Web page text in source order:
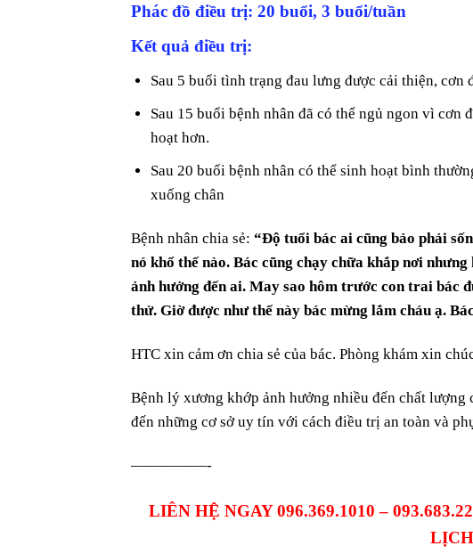
Phác đồ điều trị: 20 buổi, 3 buổi/tuần
Kết quả điều trị:
Sau 5 buổi tình trạng đau lưng được cải thiện, cơn
Sau 15 buổi bệnh nhân đã có thể ngủ ngon vì
hoạt hơn.
Sau 20 buổi bệnh nhân có thể sinh hoạt bình
xuống chân
Bệnh nhân chia sẻ: “Độ tuổi bác ai cũng bảo phải
nó khổ thế nào. Bác cũng chạy chữa khắp nơi
ảnh hưởng đến ai. May sao hôm trước con trai bác
thử. Giờ được như thế này bác mừng lắm cháu ạ.
HTC xin cảm ơn chia sẻ của bác. Phòng khám xin
Bệnh lý xương khớp ảnh hưởng nhiều đến chất
đến những cơ sở uy tín với cách điều trị an toàn và
​—————- ​​​​​​
LIÊN HỆ NGAY 096.369.1010 –